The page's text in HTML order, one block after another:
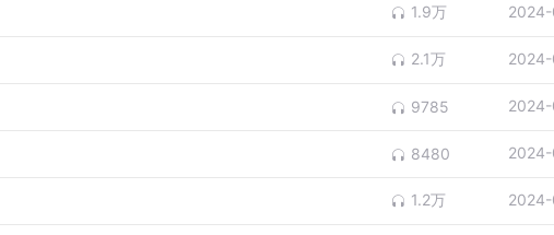
1.9万
2.1万
9785
8480
1.2万